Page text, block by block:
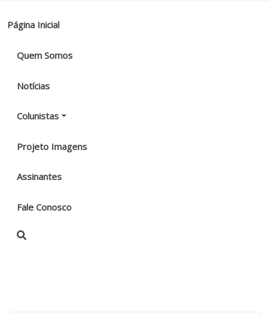
Página Inicial
Quem Somos
Notícias
Colunistas
Projeto Imagens
Assinantes
Fale Conosco